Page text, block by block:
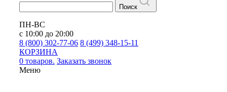
Поиск
ПН-ВС
с 10:00 до 20:00
8 (800) 302-77-06 8 (499) 348-15-11
КОРЗИНА
0 товаров. Заказать звонок
Меню